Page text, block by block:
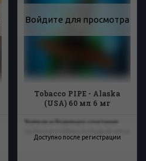
Войдите для просмотра
Tobacco PIPE - Alaska
(USA) 60 мл 6 мг
Доступно после регистрации
Терпкое и бодрящее сочетание